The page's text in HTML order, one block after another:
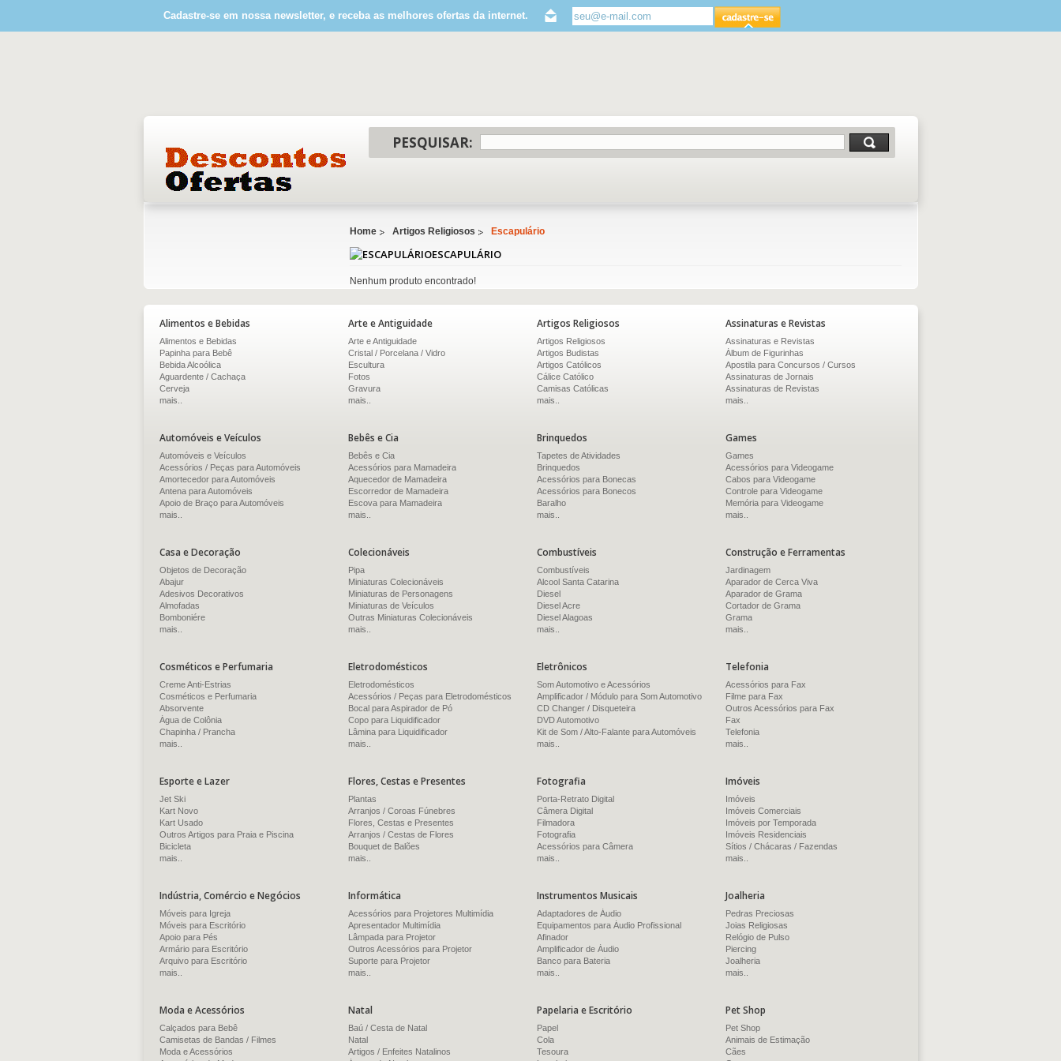
Cadastre-se em nossa newsletter, e receba as melhores ofertas da internet.
PESQUISAR:
Home Artigos Religiosos Escapulário
ESCAPULÁRIO
Nenhum produto encontrado!
Alimentos e Bebidas
Alimentos e Bebidas
Papinha para Bebê
Bebida Alcoólica
Aguardente / Cachaça
Cerveja
mais..
Arte e Antiguidade
Arte e Antiguidade
Cristal / Porcelana / Vidro
Escultura
Fotos
Gravura
mais..
Artigos Religiosos
Artigos Religiosos
Artigos Budistas
Artigos Católicos
Cálice Católico
Camisas Católicas
mais..
Assinaturas e Revistas
Assinaturas e Revistas
Álbum de Figurinhas
Apostila para Concursos / Cursos
Assinaturas de Jornais
Assinaturas de Revistas
mais..
Automóveis e Veículos
Automóveis e Veículos
Acessórios / Peças para Automóveis
Amortecedor para Automóveis
Antena para Automóveis
Apoio de Braço para Automóveis
mais..
Bebês e Cia
Bebês e Cia
Acessórios para Mamadeira
Aquecedor de Mamadeira
Escorredor de Mamadeira
Escova para Mamadeira
mais..
Brinquedos
Tapetes de Atividades
Brinquedos
Acessórios para Bonecas
Acessórios para Bonecos
Baralho
mais..
Games
Games
Acessórios para Videogame
Cabos para Videogame
Controle para Videogame
Memória para Videogame
mais..
Casa e Decoração
Objetos de Decoração
Abajur
Adesivos Decorativos
Almofadas
Bomboniére
mais..
Colecionáveis
Pipa
Miniaturas Colecionáveis
Miniaturas de Personagens
Miniaturas de Veículos
Outras Miniaturas Colecionáveis
mais..
Combustíveis
Combustíveis
Alcool Santa Catarina
Diesel
Diesel Acre
Diesel Alagoas
mais..
Construção e Ferramentas
Jardinagem
Aparador de Cerca Viva
Aparador de Grama
Cortador de Grama
Grama
mais..
Cosméticos e Perfumaria
Creme Anti-Estrias
Cosméticos e Perfumaria
Absorvente
Água de Colônia
Chapinha / Prancha
mais..
Eletrodomésticos
Eletrodomésticos
Acessórios / Peças para Eletrodomésticos
Bocal para Aspirador de Pó
Copo para Liquidificador
Lâmina para Liquidificador
mais..
Eletrônicos
Som Automotivo e Acessórios
Amplificador / Módulo para Som Automotivo
CD Changer / Disqueteira
DVD Automotivo
Kit de Som / Alto-Falante para Automóveis
mais..
Telefonia
Acessórios para Fax
Filme para Fax
Outros Acessórios para Fax
Fax
Telefonia
mais..
Esporte e Lazer
Jet Ski
Kart Novo
Kart Usado
Outros Artigos para Praia e Piscina
Bicicleta
mais..
Flores, Cestas e Presentes
Plantas
Arranjos / Coroas Fúnebres
Flores, Cestas e Presentes
Arranjos / Cestas de Flores
Bouquet de Balões
mais..
Fotografia
Porta-Retrato Digital
Câmera Digital
Filmadora
Fotografia
Acessórios para Câmera
mais..
Imóveis
Imóveis
Imóveis Comerciais
Imóveis por Temporada
Imóveis Residenciais
Sítios / Chácaras / Fazendas
mais..
Indústria, Comércio e Negócios
Móveis para Igreja
Móveis para Escritório
Apoio para Pés
Armário para Escritório
Arquivo para Escritório
mais..
Informática
Acessórios para Projetores Multimídia
Apresentador Multimídia
Lâmpada para Projetor
Outros Acessórios para Projetor
Suporte para Projetor
mais..
Instrumentos Musicais
Adaptadores de Áudio
Equipamentos para Áudio Profissional
Afinador
Amplificador de Áudio
Banco para Bateria
mais..
Joalheria
Pedras Preciosas
Joias Religiosas
Relógio de Pulso
Piercing
Joalheria
mais..
Moda e Acessórios
Calçados para Bebê
Camisetas de Bandas / Filmes
Moda e Acessórios
Natal
Baú / Cesta de Natal
Natal
Artigos / Enfeites Natalinos
Papelaria e Escritório
Papel
Cola
Tesoura
Pet Shop
Pet Shop
Animais de Estimação
Cães